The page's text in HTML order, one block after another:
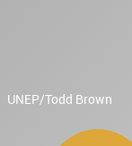
UNEP/Todd Brown